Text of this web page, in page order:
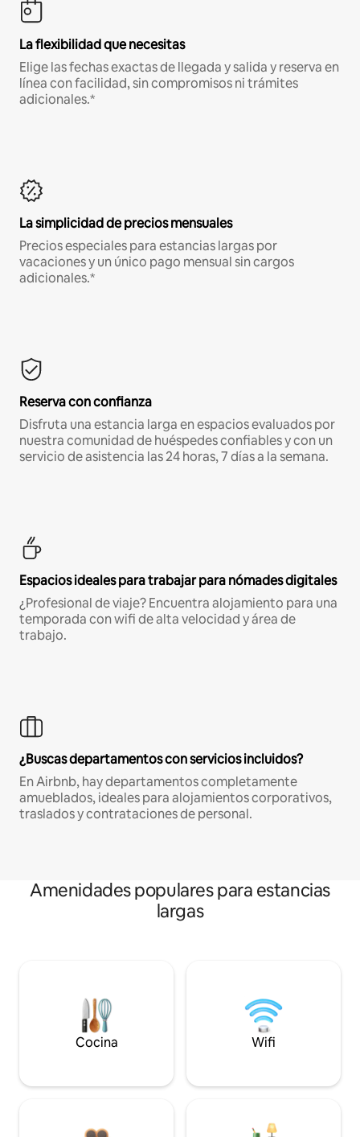
La flexibilidad que necesitas
Elige las fechas exactas de llegada y salida y reserva en
línea con facilidad, sin compromisos ni trámites
adicionales.*
La simplicidad de precios mensuales
Precios especiales para estancias largas por
vacaciones y un único pago mensual sin cargos
adicionales.*
Reserva con confianza
Disfruta una estancia larga en espacios evaluados por
nuestra comunidad de huéspedes confiables y con un
servicio de asistencia las 24 horas, 7 días a la semana.
Espacios ideales para trabajar para nómades digitales
¿Profesional de viaje? Encuentra alojamiento para una
temporada con wifi de alta velocidad y área de
trabajo.
¿Buscas departamentos con servicios incluidos?
En Airbnb, hay departamentos completamente
amueblados, ideales para alojamientos corporativos,
traslados y contrataciones de personal.
Amenidades populares para estancias
largas
Cocina Wifi